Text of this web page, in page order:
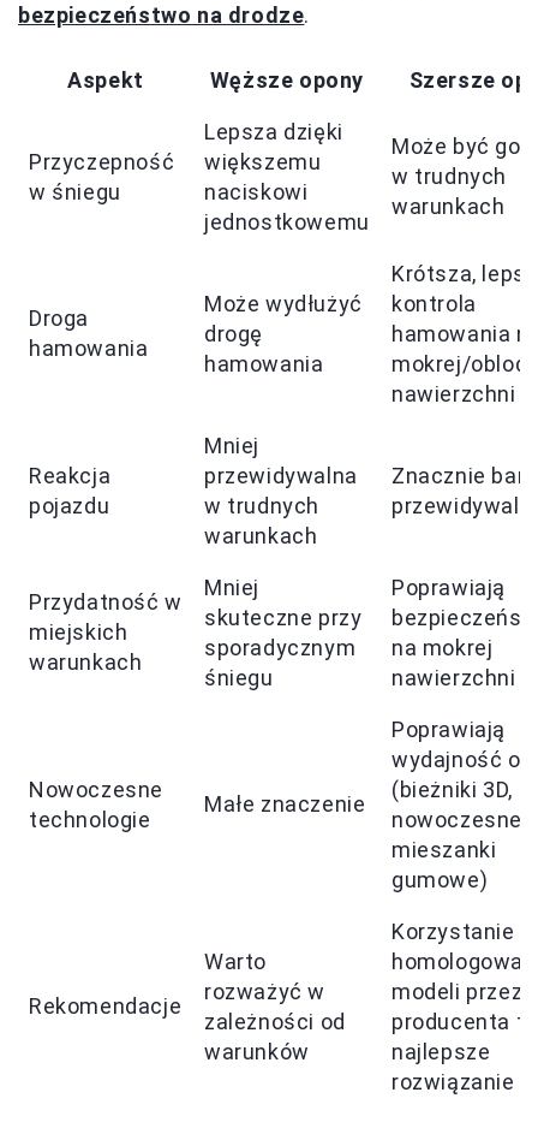
bezpieczeństwo na drodze.
Aspekt Węższe opony Szersze
Przyczepność
w śniegu
Lepsza dzięki
większemu
naciskowi
jednostkowemu
Może być
w trudnych
warunkach
Droga
hamowania
Może wydłużyć
drogę
hamowania
Krótsza,
kontrola
hamowania
mokrej/
nawierzchni
Reakcja
pojazdu
Mniej
przewidywalna
w trudnych
warunkach
Znacznie
Przydatność w
miejskich
warunkach
Mniej
skuteczne przy
sporadycznym
śniegu
Poprawiają
na mokrej
nawierzchni
Nowoczesne
technologie
Małe znaczenie
Poprawiają
wydajność
(bieżniki 3D,
nowoczesne
mieszanki
gumowe)
Rekomendacje
Warto
rozważyć w
zależności od
warunków
Korzystanie z
modeli przez
producenta to
najlepsze
rozwiązanie